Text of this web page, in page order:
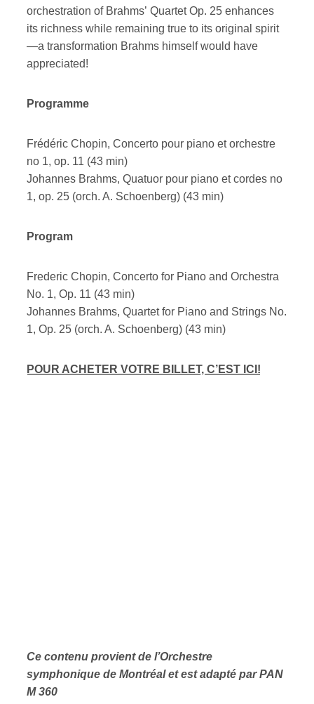
orchestration of Brahms’ Quartet Op. 25 enhances
its richness while remaining true to its original spirit
—a transformation Brahms himself would have
appreciated!
Programme
Frédéric Chopin, Concerto pour piano et orchestre
no 1, op. 11 (43 min)
Johannes Brahms, Quatuor pour piano et cordes no
1, op. 25 (orch. A. Schoenberg) (43 min)
Program
Frederic Chopin, Concerto for Piano and Orchestra
No. 1, Op. 11 (43 min)
Johannes Brahms, Quartet for Piano and Strings No.
1, Op. 25 (orch. A. Schoenberg) (43 min)
POUR ACHETER VOTRE BILLET, C’EST ICI!
Ce contenu provient de l’Orchestre
symphonique de Montréal et est adapté par PAN
M 360